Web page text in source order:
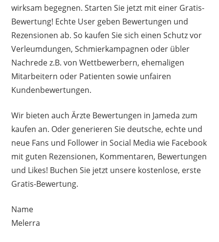
wirksam begegnen. Starten Sie jetzt mit einer Gratis-
Bewertung! Echte User geben Bewertungen und
Rezensionen ab. So kaufen Sie sich einen Schutz vor
Verleumdungen, Schmierkampagnen oder übler
Nachrede z.B. von Wettbewerbern, ehemaligen
Mitarbeitern oder Patienten sowie unfairen
Kundenbewertungen.
Wir bieten auch Ärzte Bewertungen in Jameda zum
kaufen an. Oder generieren Sie deutsche, echte und
neue Fans und Follower in Social Media wie Facebook
mit guten Rezensionen, Kommentaren, Bewertungen
und Likes! Buchen Sie jetzt unsere kostenlose, erste
Gratis-Bewertung.
Name
Melerra